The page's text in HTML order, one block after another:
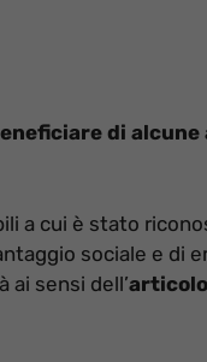
di
a cui è stato
sociale e di
sensi dell’